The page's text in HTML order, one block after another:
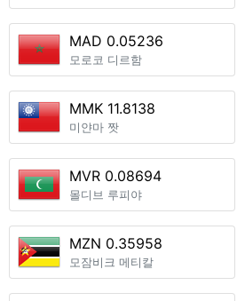
MAD 0.05236
모로코 디르함
MMK 11.8138
미얀마 짯
MVR 0.08694
몰디브 루피야
MZN 0.35958
모잠비크 메티칼